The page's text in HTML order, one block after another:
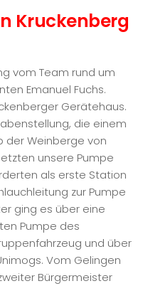
Kruckenberg
vom Team rund um
Emanuel Fuchs.
Gerätehaus.
die einem
der Weinberge von
unsere Pumpe
als erste Station
zur Pumpe
ging es über eine
Pumpe des
und über
Vom Gelingen
Bürgermeister